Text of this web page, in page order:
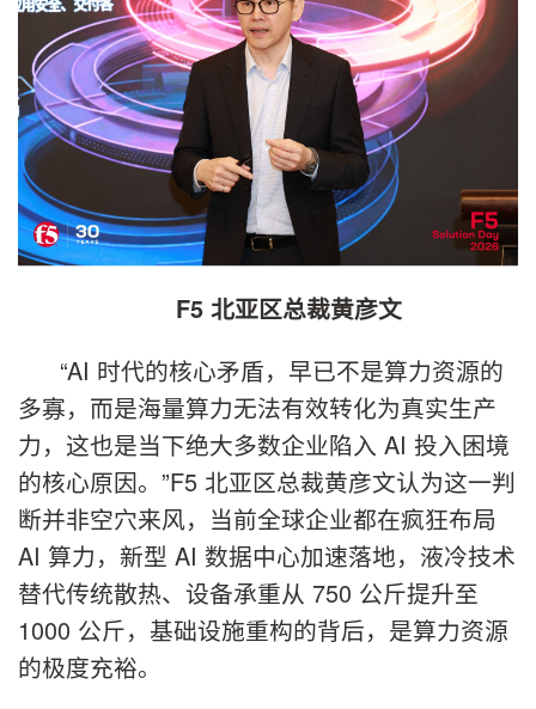
F5 北亚区总裁黄彦文
“AI 时代的核心矛盾，早已不是算力资源的
多寡，而是海量算力无法有效转化为真实生产
力，这也是当下绝大多数企业陷入 AI 投入困境
的核心原因。”F5 北亚区总裁黄彦文认为这一判
断并非空穴来风，当前全球企业都在疯狂布局
AI 算力，新型 AI 数据中心加速落地，液冷技术
替代传统散热、设备承重从 750 公斤提升至
1000 公斤，基础设施重构的背后，是算力资源
的极度充裕。